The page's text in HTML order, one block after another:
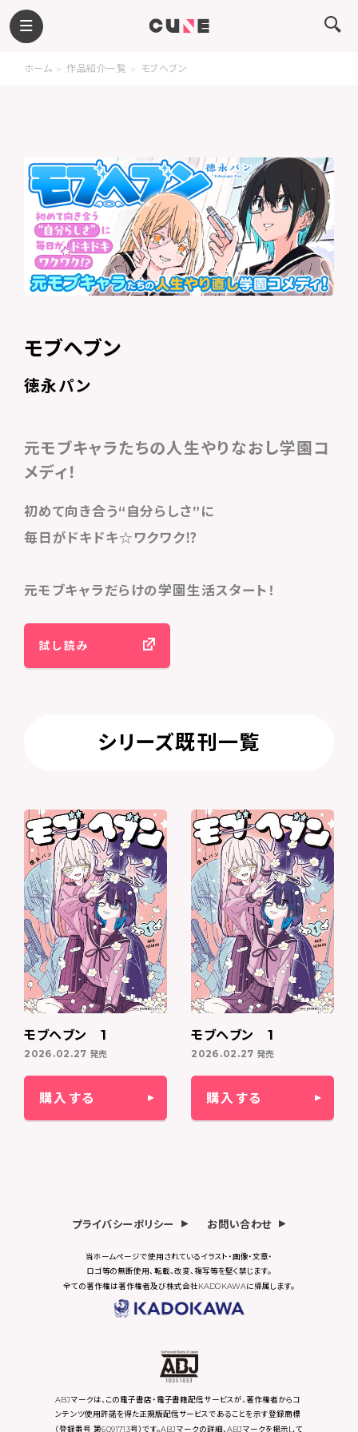
ホーム 作品紹介一覧 モブヘブン
モブヘブン
徳永パン
元モブキャラたちの人生やりなおし学園コ
メディ！
初めて向き合う“自分らしさ”に
毎日がドキドキ☆ワクワク⁉
元モブキャラだらけの学園生活スタート！
試し読み
シリーズ既刊一覧
モブヘブン 1
2026.02.27 発売
購入する
モブヘブン 1
2026.02.27 発売
購入する
プライバシーポリシー お問い合わせ
当ホームページで使用されているイラスト・画像・文章・
ロゴ等の無断使用、転載、改変、複写等を堅く禁じます。
全ての著作権は著作権者及び株式会社KADOKAWAに帰属します。
ABJマークは、この電子書店・電子書籍配信サービスが、著作権者からコ
ンテンツ使用許諾を得た正規版配信サービスであることを示す登録商標
（登録番号 第6091713号）です。ABJマークの詳細、ABJマークを掲示して